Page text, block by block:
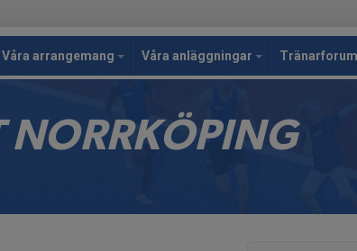
Våra arrangemang Våra anläggningar Tränarforum
NORRKÖPING